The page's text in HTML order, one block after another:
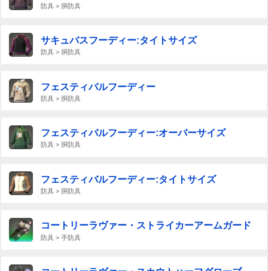
防具 > 胴防具
サキュバスフーディー:タイトサイズ
防具 > 胴防具
フェスティバルフーディー
防具 > 胴防具
フェスティバルフーディー:オーバーサイズ
防具 > 胴防具
フェスティバルフーディー:タイトサイズ
防具 > 胴防具
コートリーラヴァー・ストライカーアームガード
防具 > 手防具